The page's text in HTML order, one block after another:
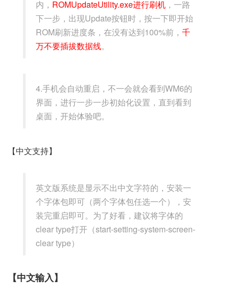
内， ROMUpdateUtility.exe进行刷机 ，一路
下一步，出现Update按钮时，按一下即开始
ROM刷新进度条，在没有达到100%前， 千
万不要插拔数据线。
4.手机会自动重启，不一会就会看到WM6的
界面，进行一步一步初始化设置，直到看到
桌面，开始体验吧。
【中文支持】
英文版系统是显示不出中文字符的，安装一
个字体包即可（两个字体包任选一个），安
装完重启即可。为了好看，建议将字体的
clear type打开（start-setting-system-screen-
clear type）
【中文输入】